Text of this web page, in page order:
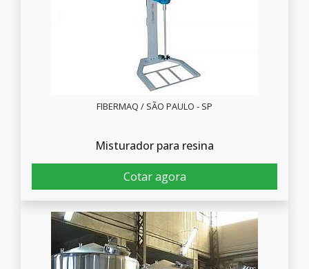
FIBERMAQ / SÃO PAULO - SP
Misturador para resina
Cotar agora